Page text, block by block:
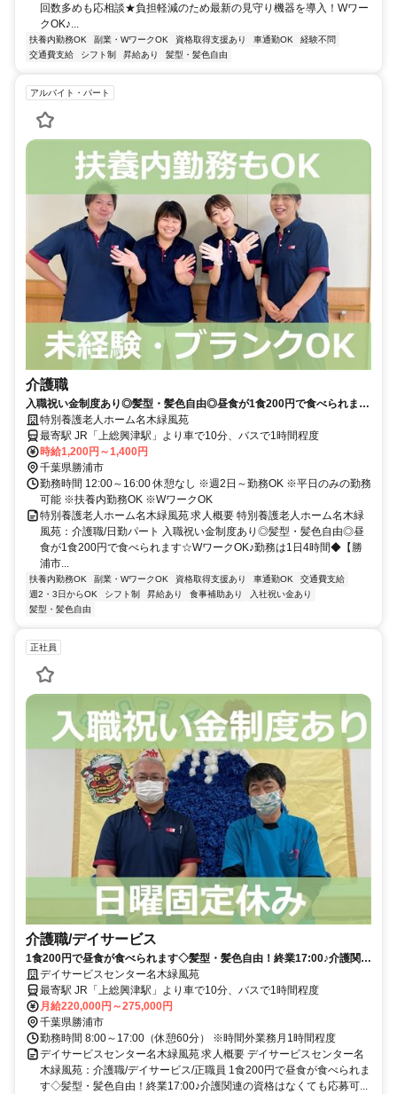
回数多めも応相談★負担軽減のため最新の見守り機器を導入！Wワー
クOK♪...
扶養内勤務OK 副業・WワークOK 資格取得支援あり 車通勤OK
経験不問
交通費支給
シフト制 昇給あり 髪型・髪色自由
アルバイト・パート
介護職
入職祝い金制度あり◎髪型・髪色自由◎昼食が1食200円で食べられます
☆WワークOK♪勤務は1日4時間◆【勝浦市、特養、介護職員、日勤パー
ト】
特別養護老人ホーム名木緑風苑
最寄駅 JR「上総興津駅」より車で10分、バスで1時間程度
時給1,200円～1,400円
千葉県勝浦市
勤務時間 12:00～16:00 休憩なし ※週2日～勤務OK ※平日のみの勤務
可能 ※扶養内勤務OK ※WワークOK
特別養護老人ホーム名木緑風苑 求人概要 特別養護老人ホーム名木緑
風苑：介護職/日勤パート 入職祝い金制度あり◎髪型・髪色自由◎昼
食が1食200円で食べられます☆WワークOK♪勤務は1日4時間◆【勝
浦市...
扶養内勤務OK 副業・WワークOK 資格取得支援あり 車通勤OK
交通費支給
週2・3日からOK
シフト制 昇給あり 食事補助あり
入社祝い金あり
髪型・髪色自由
正社員
介護職/デイサービス
1食200円で昼食が食べられます◇髪型・髪色自由！終業17:00♪介護関連
の資格はなくても応募可能！入職祝い金の支給あり◇残業少なめ！年間
休日115日あり☆日曜休み！【勝浦市、デイ、介護職員、正職員】
デイサービスセンター名木緑風苑
最寄駅 JR「上総興津駅」より車で10分、バスで1時間程度
月給220,000円～275,000円
千葉県勝浦市
勤務時間 8:00～17:00（休憩60分） ※時間外業務月1時間程度
デイサービスセンター名木緑風苑 求人概要 デイサービスセンター名
木緑風苑：介護職/デイサービス/正職員 1食200円で昼食が食べられま
す◇髪型・髪色自由！終業17:00♪介護関連の資格はなくても応募可...